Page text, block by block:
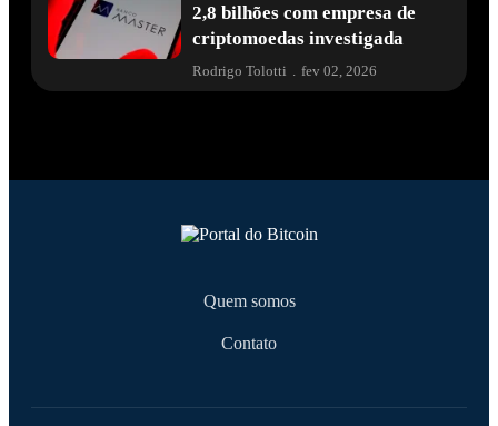
2,8 bilhões com empresa de
criptomoedas investigada
Rodrigo Tolotti . fev 02, 2026
Quem somos
Contato